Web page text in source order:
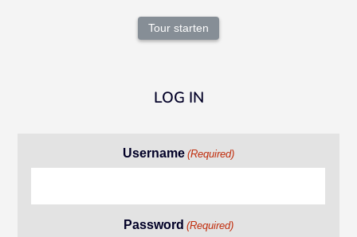
Tour starten
LOG IN
Username (Required)
Password (Required)